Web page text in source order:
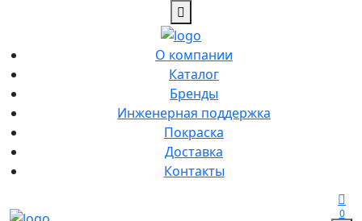
О компании
Каталог
Бренды
Инженерная поддержка
Покраска
Доставка
Контакты
0